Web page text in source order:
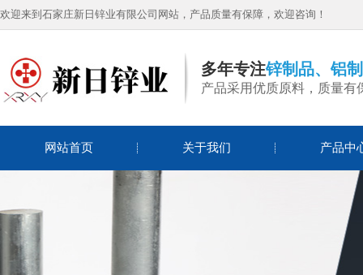
欢迎来到石家庄新日锌业有限公司网站，产品质量有保障，欢迎咨询！
多年专注锌制品、铝
产品采用优质原料，质量有
网站首页 关于我们 产品中